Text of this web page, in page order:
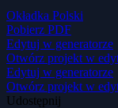
Okładka Polski
Pobierz PDF
Edytuj w generatorze
Otwórz projekt w
Edytuj w generatorze
Otwórz projekt w
Udostępnij